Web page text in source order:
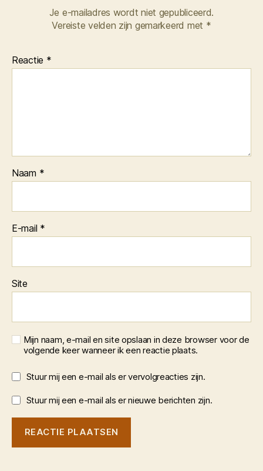
Je e-mailadres wordt niet gepubliceerd.
Vereiste velden zijn gemarkeerd met *
Reactie *
Naam *
E-mail *
Site
Mijn naam, e-mail en site opslaan in deze browser voor de
volgende keer wanneer ik een reactie plaats.
Stuur mij een e-mail als er vervolgreacties zijn.
Stuur mij een e-mail als er nieuwe berichten zijn.